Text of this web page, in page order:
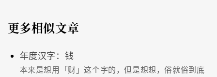
更多相似文章
年度汉字：钱
本来是想用「财」这个字的，但是想想，俗就俗到底